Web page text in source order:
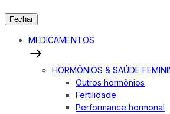
Fechar
MEDICAMENTOS
HORMÔNIOS & SAÚDE
Outros hormônios
Fertilidade
Performance hormonal